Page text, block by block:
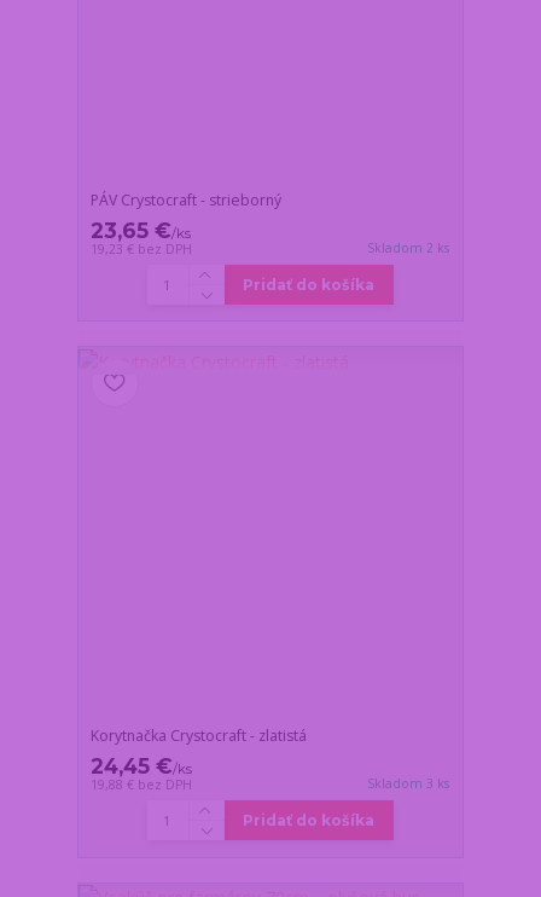
PÁV Crystocraft - strieborný
23,65 €/ks
19,23 € bez DPH Skladom 2 ks
Pridať do košíka
Korytnačka Crystocraft - zlatistá
24,45 €/ks
19,88 € bez DPH Skladom 3 ks
Pridať do košíka